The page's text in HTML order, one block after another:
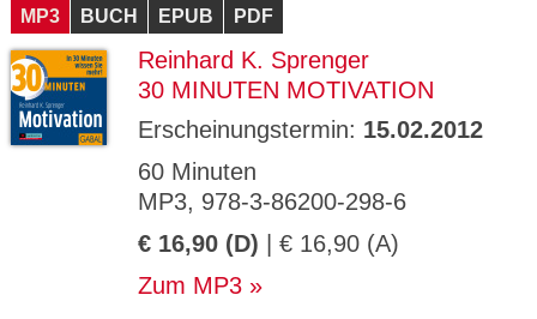
MP3 BUCH EPUB PDF
Reinhard K. Sprenger
30 MINUTEN MOTIVATION
Erscheinungstermin: 15.02.2012
60 Minuten
MP3, 978-3-86200-298-6
€ 16,90 (D) | € 16,90 (A)
Zum MP3